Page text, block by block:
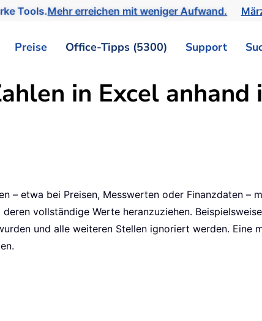
Tools.Mehr erreichen mit weniger Aufwand.
Preise Office-Tipps (5300) Support
in Excel
– etwa bei Preisen, Messwerten oder Finanzdaten –
vollständige Werte heranzuziehen.
und alle weiteren Stellen ignoriert werden. Eine